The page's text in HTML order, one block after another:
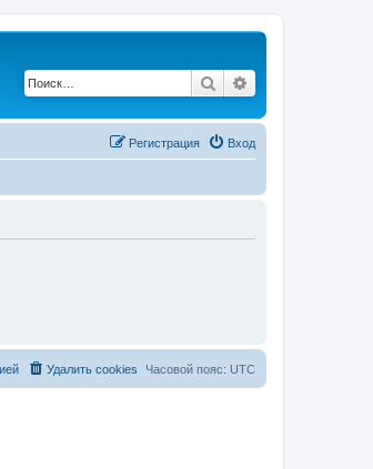
Поиск
Вход
Регистрация
Часовой пояс: UTC
Удалить cookies